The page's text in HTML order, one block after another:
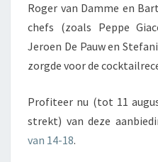
Roger van Damme en
chefs (zoals Peppe
Jeroen De Pauw en
zorgde voor de
Profiteer nu (tot 11
strekt) van deze
van 14-18.